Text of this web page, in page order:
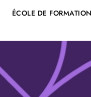
ÉCOLE DE FORMATION